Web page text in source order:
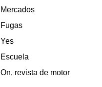
Mercados
Fugas
Yes
Escuela
On, revista de motor